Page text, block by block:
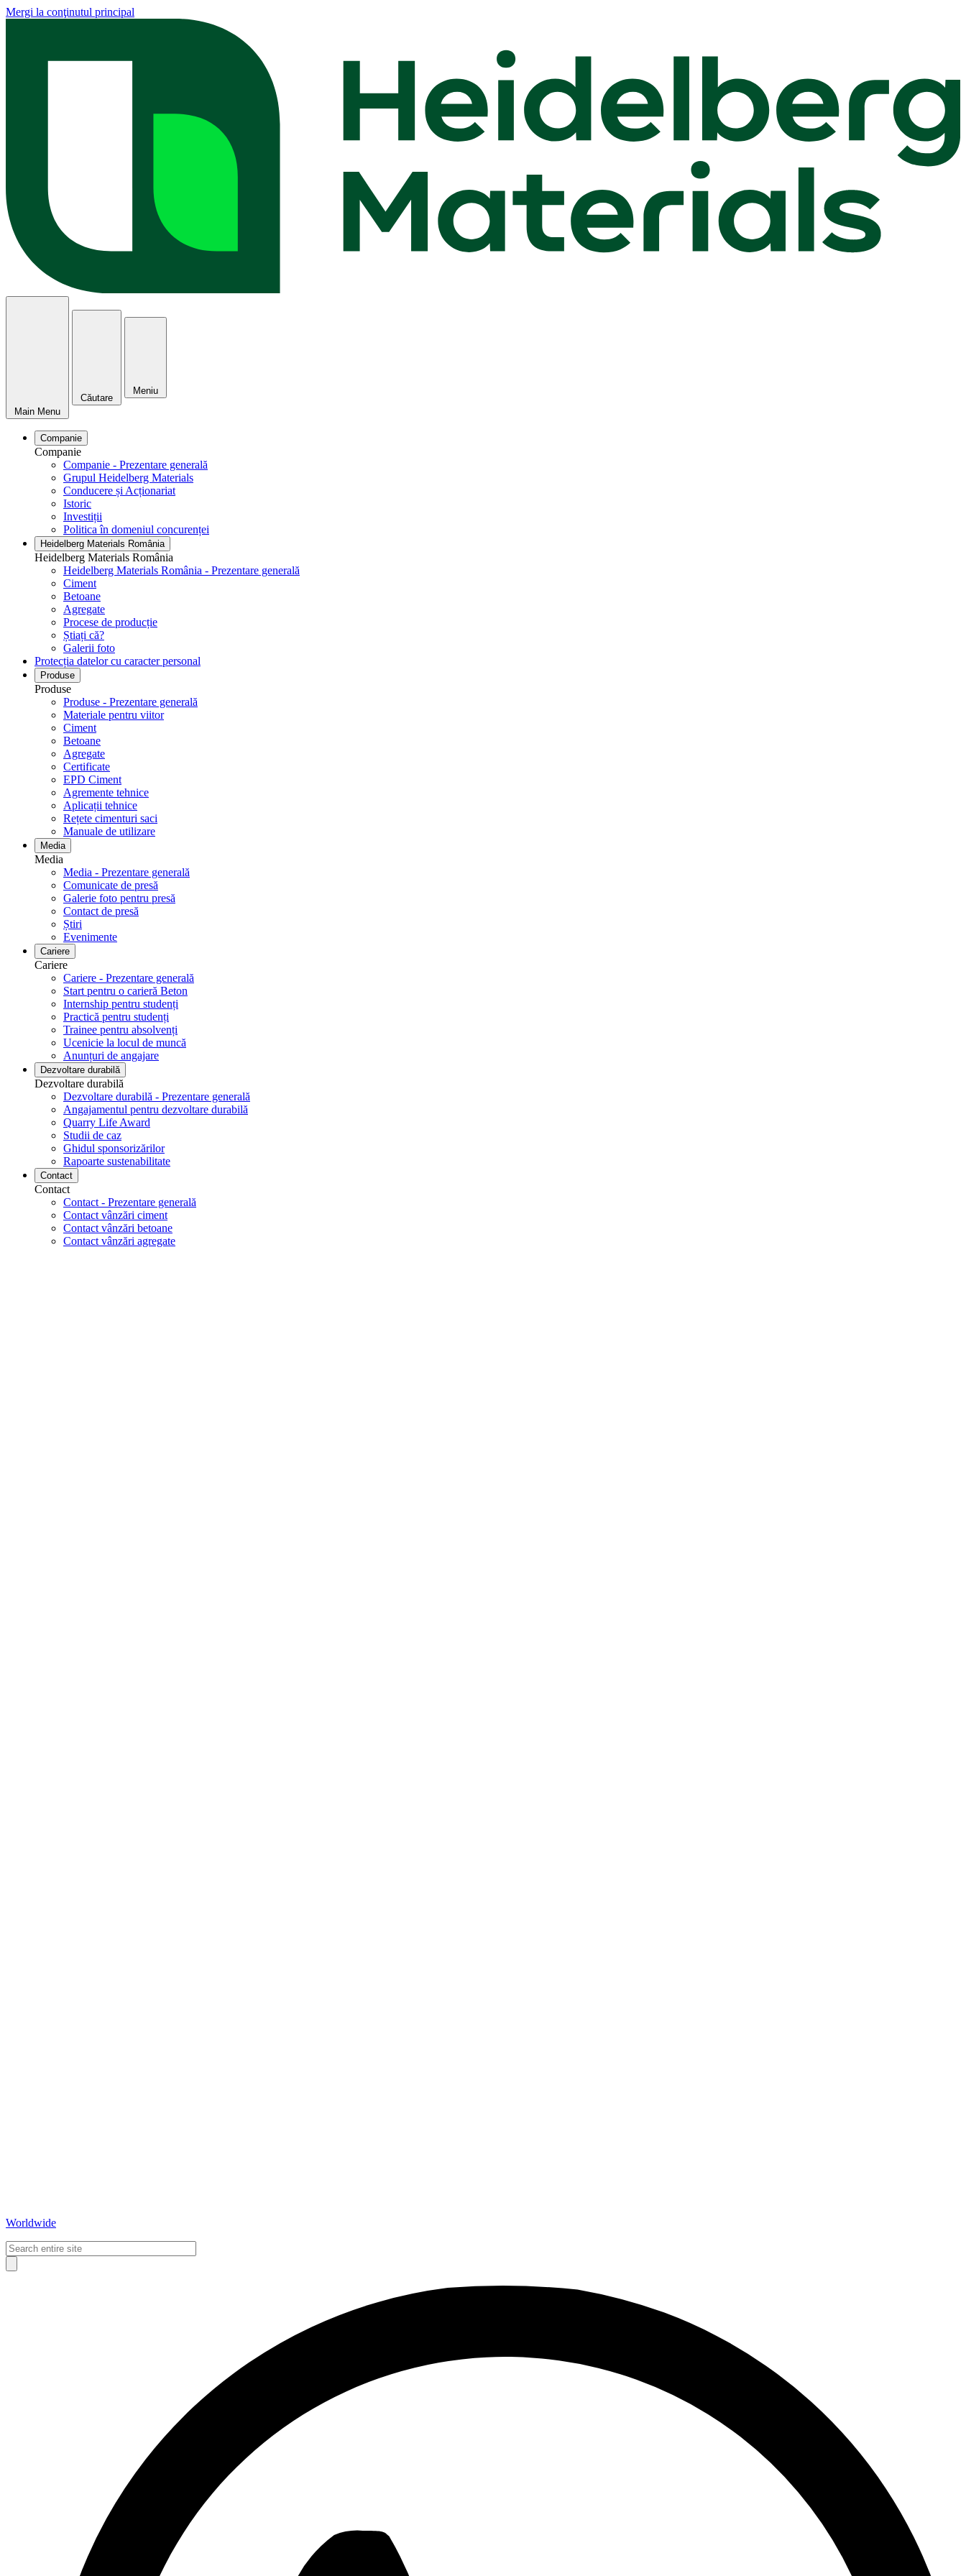
Mergi la conţinutul principal
Main Menu
Căutare
Meniu
Companie
Companie
Companie - Prezentare generală
Grupul Heidelberg Materials
Conducere și Acționariat
Istoric
Investiții
Politica în domeniul concurenței
Heidelberg Materials România
Heidelberg Materials România
Heidelberg Materials România - Prezentare generală
Ciment
Betoane
Agregate
Procese de producție
Știați că?
Galerii foto
Protecția datelor cu caracter personal
Produse
Produse
Produse - Prezentare generală
Materiale pentru viitor
Ciment
Betoane
Agregate
Certificate
EPD Ciment
Agremente tehnice
Aplicații tehnice
Rețete cimenturi saci
Manuale de utilizare
Media
Media
Media - Prezentare generală
Comunicate de presă
Galerie foto pentru ​​​​​​​presă
Contact de presă
Știri
Evenimente
Cariere
Cariere
Cariere - Prezentare generală
Start pentru o carieră Beton
Internship pentru studenți
Practică pentru studenți
Trainee pentru absolvenți
Ucenicie la locul de muncă
Anunțuri de angajare
Dezvoltare durabilă
Dezvoltare durabilă
Dezvoltare durabilă - Prezentare generală
Angajamentul pentru dezvoltare durabilă
Quarry Life Award
Studii de caz
Ghidul sponsorizărilor
Rapoarte sustenabilitate
Contact
Contact
Contact - Prezentare generală
Contact vânzări ciment
Contact vânzări betoane
Contact vânzări agregate
Worldwide